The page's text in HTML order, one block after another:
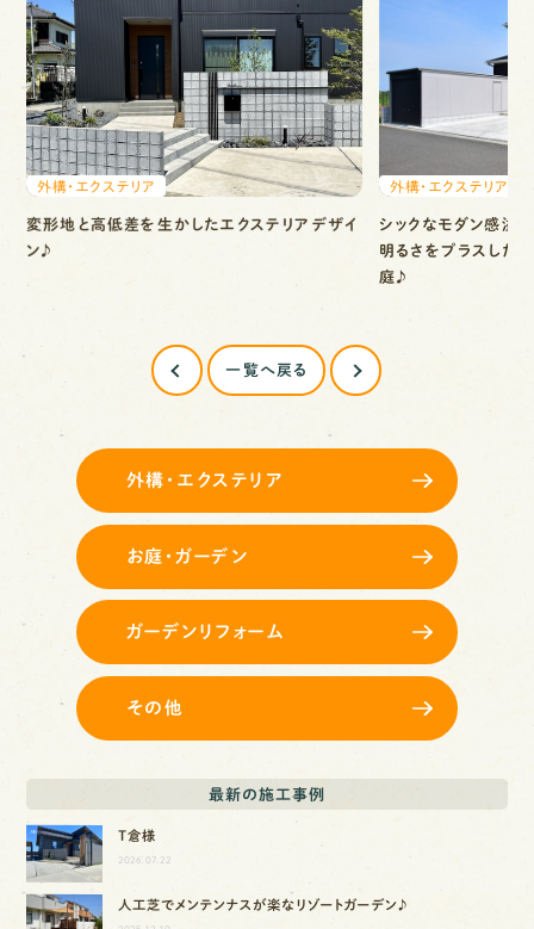
外構・エクステリア
変形地と高低差を生かしたエクステリアデザイ
ン♪
外構・エクステリア
シックなモダン感溢
明るさをプラスした
庭♪
一覧へ戻る
外構・エクステリア
お庭・ガーデン
ガーデンリフォーム
その他
最新の施工事例
T倉様
2026.07.22
人工芝でメンテンナスが楽なリゾートガーデン♪